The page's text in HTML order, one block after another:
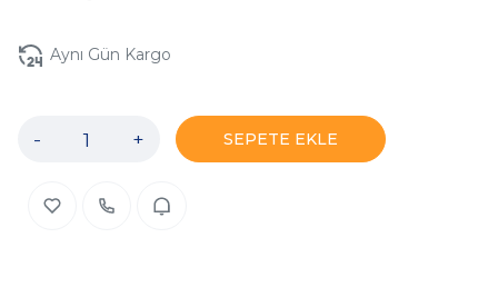
Aynı Gün Kargo
- + SEPETE EKLE